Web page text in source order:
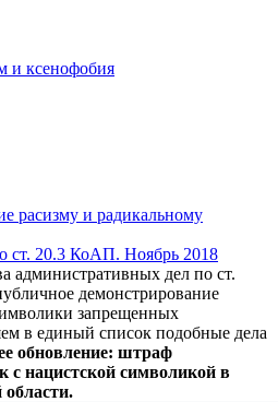
и ксенофобия
расизму и радикальному
ст. 20.3 КоАП. Ноябрь 2018
административных дел по ст.
демонстрирование
запрещенных
в единый список подобные дела
обновление: штраф
с нацистской символикой в